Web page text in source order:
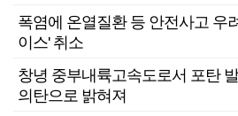
폭염에 온열질환 등 안전사고 우
이스' 취소
창녕 중부내륙고속도로서 포탄
의탄으로 밝혀져